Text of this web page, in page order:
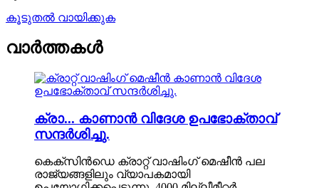
കൂടുതൽ വായിക്കുക
വാർത്തകൾ
ക്രാ... കാണാൻ വിദേശ ഉപഭോക്താവ്
സന്ദർശിച്ചു.
കെക്സിൻഡെ ക്രാറ്റ് വാഷിംഗ് മെഷീൻ പല
രാജ്യങ്ങളിലും വ്യാപകമായി